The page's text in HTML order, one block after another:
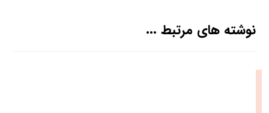
نوشته های مرتبط ...